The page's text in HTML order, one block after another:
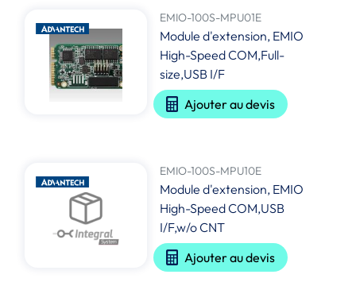
EMIO-100S-MPU01E
Module d'extension, EMIO
High-Speed COM,Full-
size,USB I/F
Ajouter au devis
EMIO-100S-MPU10E
Module d'extension, EMIO
High-Speed COM,USB
I/F,w/o CNT
Ajouter au devis